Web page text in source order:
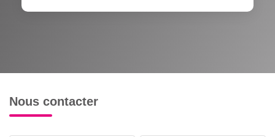
Nous contacter